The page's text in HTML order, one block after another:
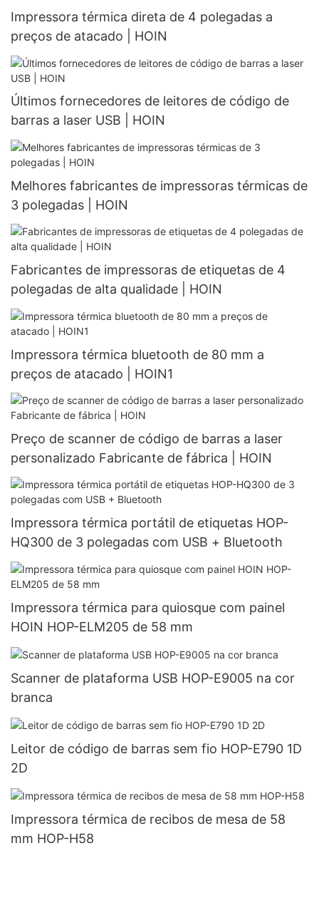
Impressora térmica direta de 4 polegadas a
preços de atacado | HOIN
Últimos fornecedores de leitores de código de
barras a laser USB | HOIN
Melhores fabricantes de impressoras térmicas de
3 polegadas | HOIN
Fabricantes de impressoras de etiquetas de 4
polegadas de alta qualidade | HOIN
Impressora térmica bluetooth de 80 mm a
preços de atacado | HOIN1
Preço de scanner de código de barras a laser
personalizado Fabricante de fábrica | HOIN
Impressora térmica portátil de etiquetas HOP-
HQ300 de 3 polegadas com USB + Bluetooth
Impressora térmica para quiosque com painel
HOIN HOP-ELM205 de 58 mm
Scanner de plataforma USB HOP-E9005 na cor
branca
Leitor de código de barras sem fio HOP-E790 1D
2D
Impressora térmica de recibos de mesa de 58
mm HOP-H58